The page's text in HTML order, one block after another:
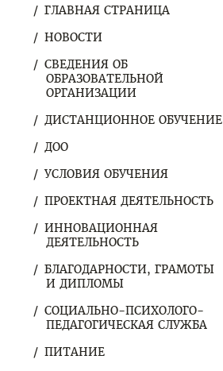
ГЛАВНАЯ СТРАНИЦА
НОВОСТИ
СВЕДЕНИЯ ОБ
ОБРАЗОВАТЕЛЬНОЙ
ОРГАНИЗАЦИИ
ДИСТАНЦИОННОЕ ОБУЧЕНИЕ
ДОО
УСЛОВИЯ ОБУЧЕНИЯ
ПРОЕКТНАЯ ДЕЯТЕЛЬНОСТЬ
ИННОВАЦИОННАЯ
ДЕЯТЕЛЬНОСТЬ
БЛАГОДАРНОСТИ, ГРАМОТЫ
И ДИПЛОМЫ
СОЦИАЛЬНО-ПСИХОЛОГО-
ПЕДАГОГИЧЕСКАЯ СЛУЖБА
ПИТАНИЕ